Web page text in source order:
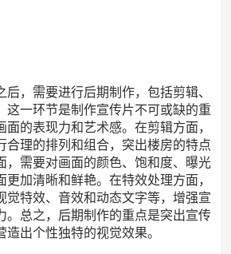
后，需要进行后期制作，包括剪辑、
这一环节是制作宣传片不可或缺的重
面的表现力和艺术感。在剪辑方面，
合理的排列和组合，突出楼房的特点
，需要对画面的颜色、饱和度、曝光
更加清晰和鲜艳。在特效处理方面，
觉特效、音效和动态文字等，增强宣
。总之，后期制作的重点是突出宣传
造出个性独特的视觉效果。